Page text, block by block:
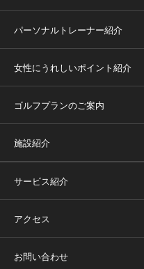
当社は、保有する個人情報
の他規範を遵守するととも
し、必要に応じて変更・改
本プライバシーポリシーの
への公表をもって変更とさ
15. 免責事項について
当社のホームページには、
ん。
16. お問い合わせ先
VERUS宇都宮店
パーソナルトレーナー紹介
女性にうれしいポイント紹介
ゴルフプランのご案内
施設紹介
サービス紹介
アクセス
お問い合わせ